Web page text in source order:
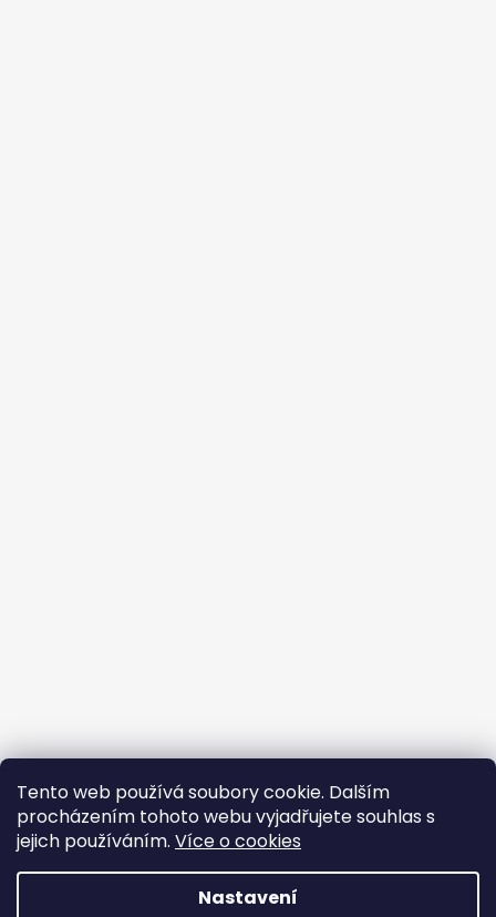
Tento web používá soubory cookie. Dalším
procházením tohoto webu vyjadřujete souhlas s
jejich používáním. Více o cookies
Nastavení
Vytvořil Shoptet
BROJIR.EU - prodej,servis zahradní